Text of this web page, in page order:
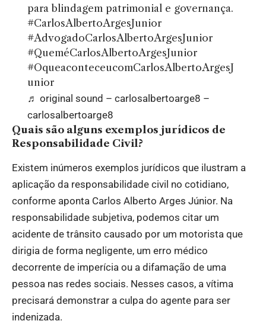
para blindagem patrimonial e governança.
#CarlosAlbertoArgesJunior
#AdvogadoCarlosAlbertoArgesJunior
#QueméCarlosAlbertoArgesJunior
#OqueaconteceucomCarlosAlbertoArgesJ
unior
♬ original sound – carlosalbertoarge8 –
carlosalbertoarge8
Quais são alguns exemplos jurídicos de
Responsabilidade Civil?
Existem inúmeros exemplos jurídicos que ilustram a
aplicação da responsabilidade civil no cotidiano,
conforme aponta Carlos Alberto Arges Júnior. Na
responsabilidade subjetiva, podemos citar um
acidente de trânsito causado por um motorista que
dirigia de forma negligente, um erro médico
decorrente de imperícia ou a difamação de uma
pessoa nas redes sociais. Nesses casos, a vítima
precisará demonstrar a culpa do agente para ser
indenizada.